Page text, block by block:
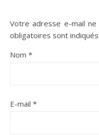
Votre adresse e-mail ne
obligatoires sont
Nom *
E-mail *